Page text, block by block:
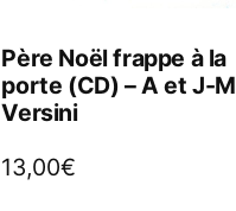
Père Noël frappe à la
porte (CD) – A et J-M
Versini
13,00€